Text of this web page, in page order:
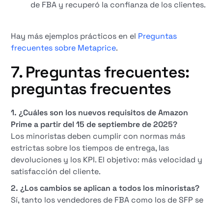
de FBA y recuperó la confianza de los clientes.
Hay más ejemplos prácticos en el Preguntas
frecuentes sobre Metaprice.
7. Preguntas frecuentes:
preguntas frecuentes
1. ¿Cuáles son los nuevos requisitos de Amazon
Prime a partir del 15 de septiembre de 2025?
Los minoristas deben cumplir con normas más
estrictas sobre los tiempos de entrega, las
devoluciones y los KPI. El objetivo: más velocidad y
satisfacción del cliente.
2. ¿Los cambios se aplican a todos los minoristas?
Sí, tanto los vendedores de FBA como los de SFP se